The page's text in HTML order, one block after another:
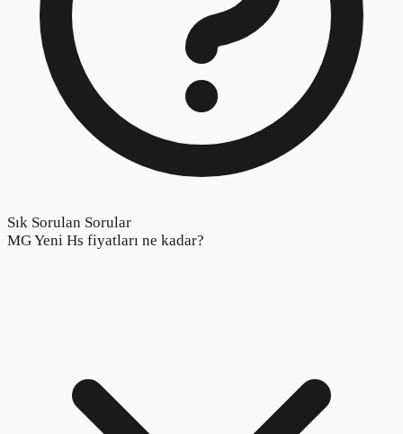
Sık Sorulan Sorular
MG Yeni Hs fiyatları ne kadar?